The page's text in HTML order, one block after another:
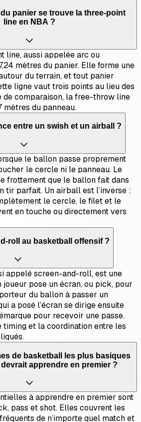
panier se trouve la three-point
line en NBA ?
line, aussi appelée arc ou
mètres du panier. Elle forme une
du terrain, et tout panier
ligne vaut trois points au lieu des
de comparaison, la free-throw line
mètres du panneau.
entre un swish et un airball ?
le ballon passe proprement
le cercle ni le panneau. Le
frottement que le ballon fait dans
tir parfait. Un airball est l’inverse :
le cercle, le filet et le
en touche ou directement vers
roll au basketball offensif ?
appelé screen-and-roll, est une
joueur pose un écran, ou pick, pour
du ballon à passer un
a posé l’écran se dirige ensuite
pour recevoir une passe.
timing et la coordination entre les
de basketball les plus basiques
apprendre en premier ?
à apprendre en premier sont
pass et shot. Elles couvrent les
de n’importe quel match et